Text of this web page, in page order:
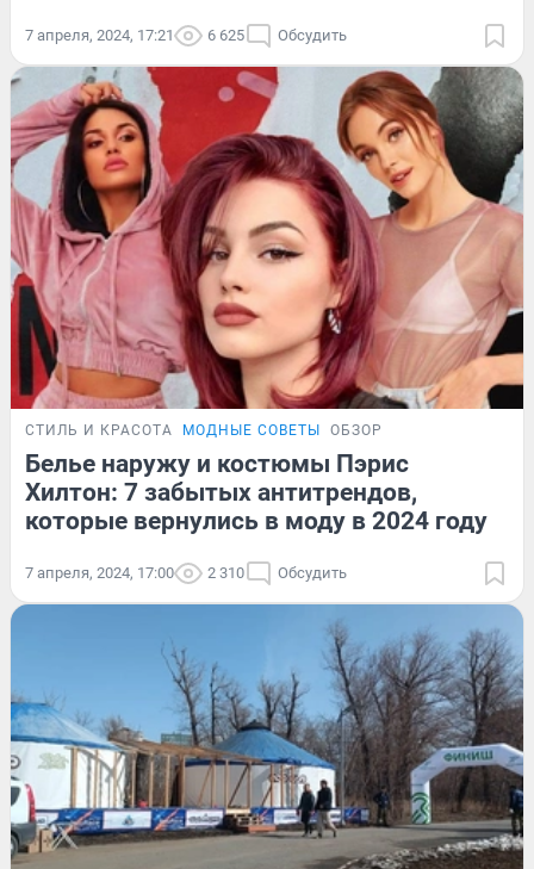
7 апреля, 2024, 17:21 6 625 Обсудить
СТИЛЬ И КРАСОТА МОДНЫЕ СОВЕТЫ ОБЗОР
Белье наружу и костюмы Пэрис
Хилтон: 7 забытых антитрендов,
которые вернулись в моду в 2024 году
7 апреля, 2024, 17:00 2 310 Обсудить